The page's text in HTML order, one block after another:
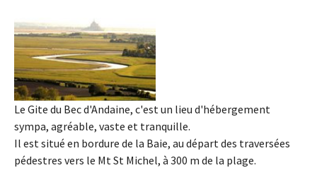
Le Gite du Bec d'Andaine, c'est un lieu d'hébergement
sympa, agréable, vaste et tranquille.
Il est situé en bordure de la Baie, au départ des traversées
pédestres vers le Mt St Michel, à 300 m de la plage.